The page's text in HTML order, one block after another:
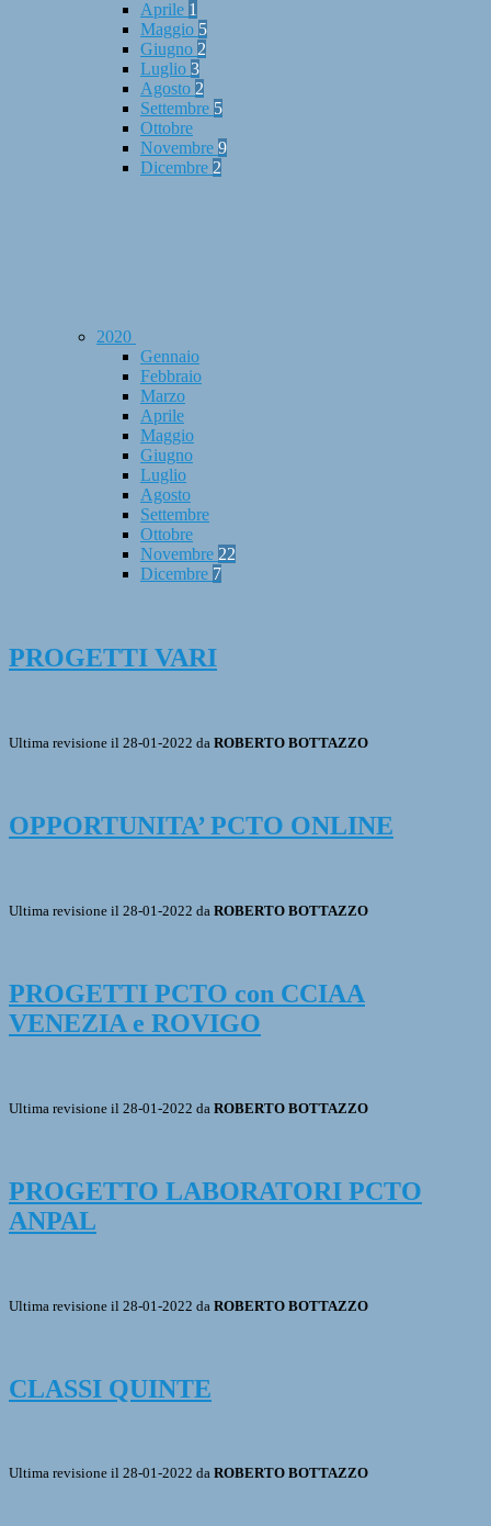
Aprile 1
Maggio 5
Giugno 2
Luglio 3
Agosto 2
Settembre 5
Ottobre
Novembre 9
Dicembre 2
2020
Gennaio
Febbraio
Marzo
Aprile
Maggio
Giugno
Luglio
Agosto
Settembre
Ottobre
Novembre 22
Dicembre 7
PROGETTI VARI
Ultima revisione il 28-01-2022 da ROBERTO BOTTAZZO
OPPORTUNITA’ PCTO ONLINE
Ultima revisione il 28-01-2022 da ROBERTO BOTTAZZO
PROGETTI PCTO con CCIAA
VENEZIA e ROVIGO
Ultima revisione il 28-01-2022 da ROBERTO BOTTAZZO
PROGETTO LABORATORI PCTO
ANPAL
Ultima revisione il 28-01-2022 da ROBERTO BOTTAZZO
CLASSI QUINTE
Ultima revisione il 28-01-2022 da ROBERTO BOTTAZZO